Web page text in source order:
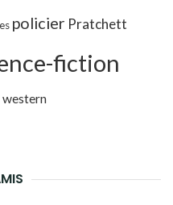
policier Pratchett
fiction
western